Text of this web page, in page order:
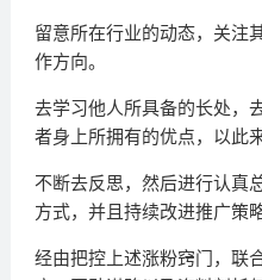
留意所在行业的动态，关注
作方向。
去学习他人所具备的长处，
者身上所拥有的优点，以此
不断去反思，然后进行认真
方式，并且持续改进推广策略
经由把控上述涨粉窍门，联